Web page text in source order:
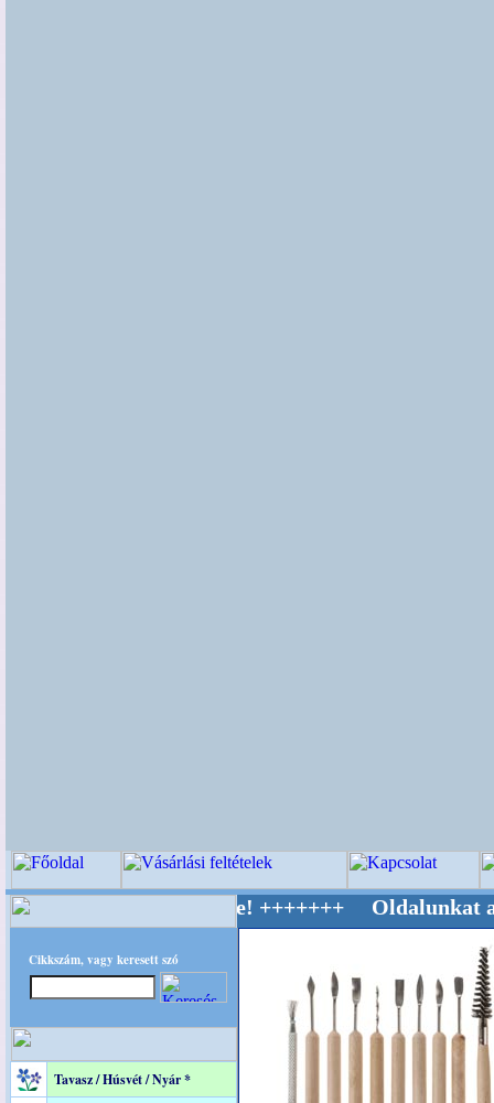
Cikkszám, vagy keresett szó
Tavasz / Húsvét / Nyár *
Világ Mestere! +++++++ Oldalunkat